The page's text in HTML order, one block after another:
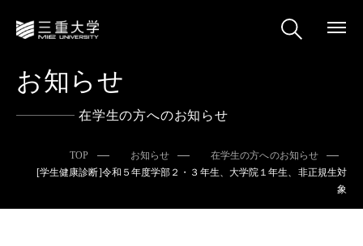
お知らせ
在学生の方へのお知らせ
TOP お知らせ
在学生の方へのお知らせ
[学生健康診断]令和５年度学部２・３年生、大学院１年生、非正規生対
象